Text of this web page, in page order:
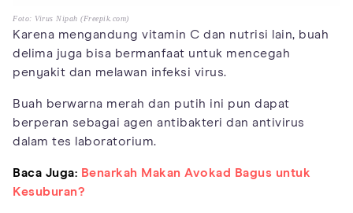
Foto: Virus Nipah (Freepik.com)
Karena mengandung vitamin C dan nutrisi lain, buah
delima juga bisa bermanfaat untuk mencegah
penyakit dan melawan infeksi virus.
Buah berwarna merah dan putih ini pun dapat
berperan sebagai agen antibakteri dan antivirus
dalam tes laboratorium.
Baca Juga: Benarkah Makan Avokad Bagus untuk
Kesuburan?